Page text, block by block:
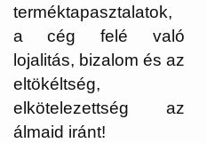
terméktapasztalatok,
a cég felé való
lojalitás, bizalom és az
eltökéltség,
elkötelezettség az
álmaid iránt!